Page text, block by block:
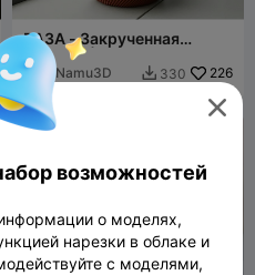
ВАЗА - Закрученная
спираль | Современный
декоративный кашпо
Namu3D  330 226


возможностей
о моделях,
нарезки в облаке и
с моделями,